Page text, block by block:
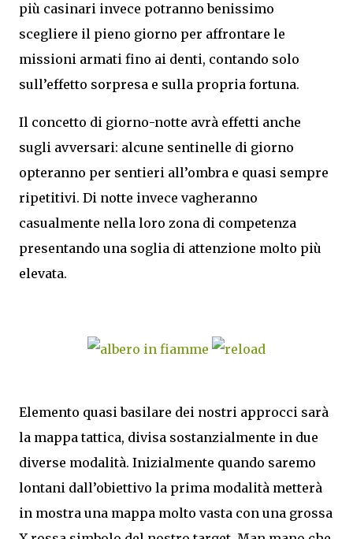
più casinari invece potranno benissimo
scegliere il pieno giorno per affrontare le
missioni armati fino ai denti, contando solo
sull’effetto sorpresa e sulla propria fortuna.
Il concetto di giorno-notte avrà effetti anche
sugli avversari: alcune sentinelle di giorno
opteranno per sentieri all’ombra e quasi sempre
ripetitivi. Di notte invece vagheranno
casualmente nella loro zona di competenza
presentando una soglia di attenzione molto più
elevata.
Elemento quasi basilare dei nostri approcci sarà
la mappa tattica, divisa sostanzialmente in due
diverse modalità. Inizialmente quando saremo
lontani dall’obiettivo la prima modalità metterà
in mostra una mappa molto vasta con una grossa